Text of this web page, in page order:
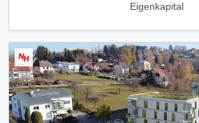
Eigenkapital